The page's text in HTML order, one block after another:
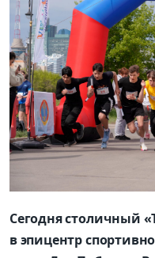
Сегодня столичный
в эпицентр